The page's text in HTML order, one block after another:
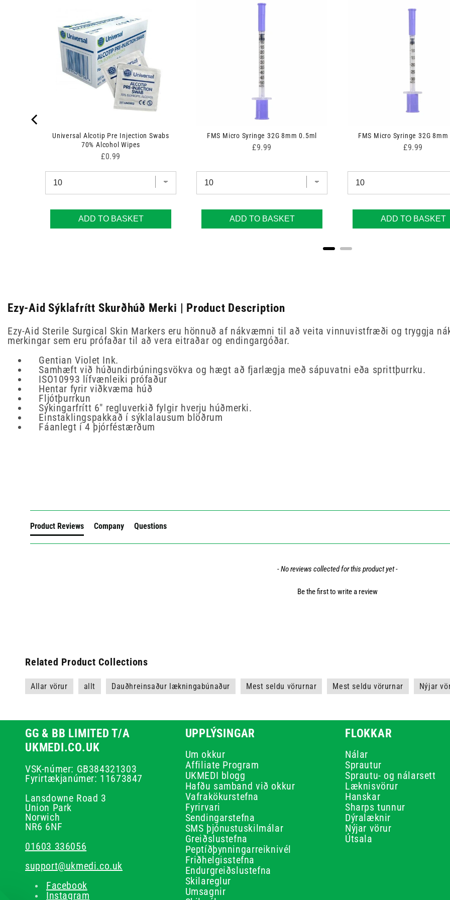
Universal Alcotip Pre Injection Swabs
70% Alcohol Wipes
Price
£0.99
ADD TO BASKET
FMS Micro Syringe 32G 8mm 0.5ml
Price
£9.99
ADD TO BASKET
FMS Micro Syringe 32G 8mm
Price
£9.99
ADD TO BASKET
Ezy-Aid Sýklafrítt Skurðhúð Merki | Product Description
Ezy-Aid Sterile Surgical Skin Markers eru hönnuð af nákvæmni til að veita vinnuvistfræði og tryggja
merkingar sem eru prófaðar til að vera eitraðar og endingargóðar.
Gentian Violet Ink.
Samhæft við húðundirbúningsvökva og hægt að fjarlægja með sápuvatni eða sprittþurrku.
ISO10993 lífvænleiki prófaður
Hentar fyrir viðkvæma húð
Fljótþurrkun
Sýkingarfrítt 6" regluverkið fylgir hverju húðmerki.
Einstaklingspakkað í sýklalausum blöðrum
Fáanlegt í 4 þjórféstærðum
Product Reviews Company Questions
- No reviews collected for this product yet -
Be the first to write a review
Related Product Collections
Allar vörur allt Dauðhreinsaður lækningabúnaður Mest seldu vörurnar Mest seldu vörurnar Nýjar
GG & BB LIMITED T/A
UKMEDI.CO.UK
VSK-númer: GB384321303
Fyrirtækjanúmer: 11673847
Lansdowne Road 3
Union Park
Norwich
NR6 6NF
01603 336056
support@ukmedi.co.uk
Facebook
Instagram
UPPLÝSINGAR
Um okkur
Affiliate Program
UKMEDI blogg
Hafðu samband við okkur
Vafrakökurstefna
Fyrirvari
Sendingarstefna
SMS þjónustuskilmálar
Greiðslustefna
Peptíðþynningarreiknivél
Friðhelgisstefna
Endurgreiðslustefna
Skilareglur
Umsagnir
FLOKKAR
Nálar
Sprautur
Sprautu- og nálarsett
Læknisvörur
Hanskar
Sharps tunnur
Dýralæknir
Nýjar vörur
Útsala